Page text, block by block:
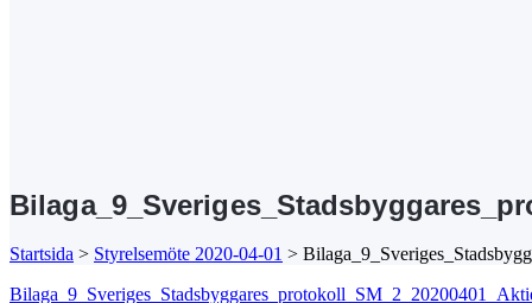
Startsida > Styrelsemöte 2020-04-01 >